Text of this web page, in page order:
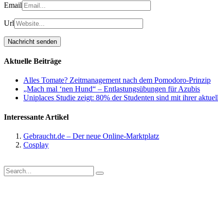
Email
Url
Aktuelle Beiträge
Alles Tomate? Zeitmanagement nach dem Pomodoro-Prinzip
„Mach mal ‘nen Hund“ – Entlastungsübungen für Azubis
Uniplaces Studie zeigt: 80% der Studenten sind mit ihrer
Interessante Artikel
Gebraucht.de – Der neue Online-Marktplatz
Cosplay